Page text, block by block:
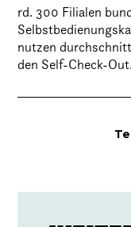
rd. 300 Filialen
nutzen
den Self-Check-Out.